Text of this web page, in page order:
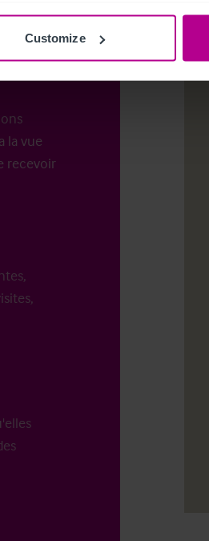
Customize
la vue
recevoir